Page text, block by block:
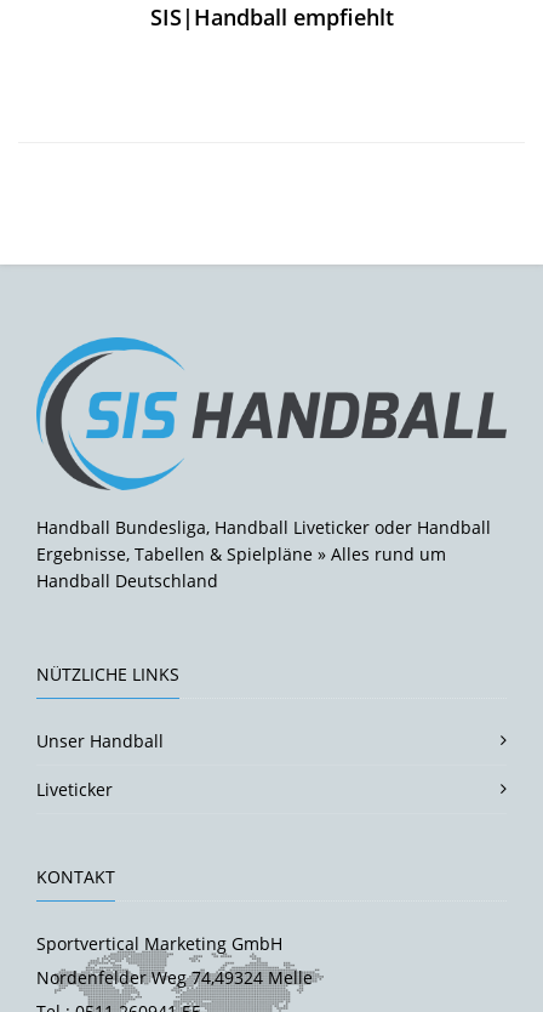
SIS|Handball empfiehlt
Handball Bundesliga, Handball Liveticker oder Handball
Ergebnisse, Tabellen & Spielpläne » Alles rund um
Handball Deutschland
NÜTZLICHE LINKS
Unser Handball
Liveticker
KONTAKT
Sportvertical Marketing GmbH
Nordenfelder Weg 74,49324 Melle